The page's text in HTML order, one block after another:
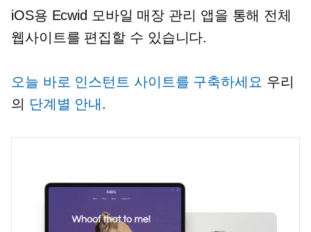
iOS용 Ecwid 모바일 매장 관리 앱을 통해 전체
웹사이트를 편집할 수 있습니다.
오늘 바로 인스턴트 사이트를 구축하세요 우리
의 단계별 안내 .